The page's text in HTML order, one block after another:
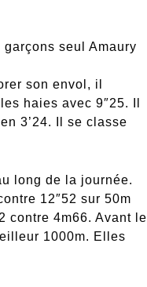
seul Amaury
son envol, il
haies avec 9″25. Il
3’24. Il se classe
long de la journée.
12″52 sur 50m
contre 4m66. Avant le
1000m. Elles